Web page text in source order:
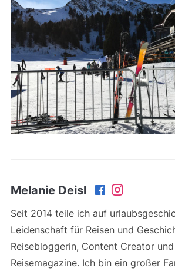
Melanie Deisl
Seit 2014 teile ich auf
Leidenschaft für Reisen und
Reisebloggerin, Content Creator
Reisemagazine. Ich bin ein großer